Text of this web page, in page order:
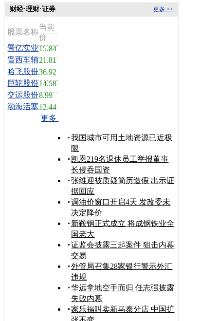
更多 >>
财经·理财·证券
股票名称
当前
价
晋亿实业15.84
晋西车轴21.81
哈飞股份36.92
巨轮股份14.58
交运股份8.99
渤海活塞12.44
更多
我国城市可用土地资源已近极
限
凯恩219名退休员工举报董事
长侵吞国资
张维迎被质疑简历造假 出示证
据回应
调油价窗口开启4天 发改委未
决定降价
新鞍钢正式成立 将成钢铁业全
国老大
证监会披露三起案件 狙击内幕
交易
外管局召集28家银行警示外汇
违规
华远拿地空手而归 任志强披露
失败内幕
家乐福叫卖新马泰分店 中国扩